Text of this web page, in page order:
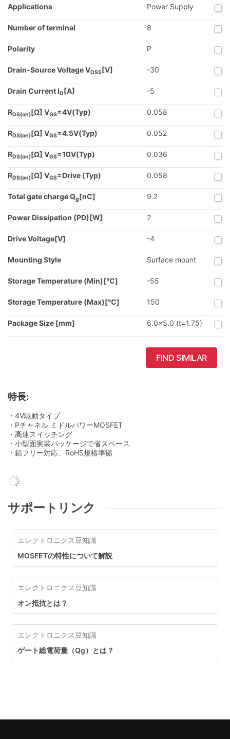
Applications Power Supply
Number of terminal 8
Polarity P
Drain-Source Voltage VDSS[V] -30
Drain Current ID[A] -5
RDS(on)[Ω] VGS=4V(Typ) 0.058
RDS(on)[Ω] VGS=4.5V(Typ) 0.052
RDS(on)[Ω] VGS=10V(Typ) 0.036
RDS(on)[Ω] VGS=Drive (Typ) 0.058
Total gate charge Qg[nC] 9.2
Power Dissipation (PD)[W] 2
Drive Voltage[V] -4
Mounting Style Surface mount
Storage Temperature (Min)[℃] -55
Storage Temperature (Max)[℃] 150
Package Size [mm] 6.0x5.0 (t=1.75)
FIND SIMILAR
特長:
・4V駆動タイプ
・Pチャネル ミドルパワーMOSFET
・高速スイッチング
・小型面実装パッケージで省スペース
・鉛フリー対応、RoHS規格準拠
サポートリンク
エレクトロニクス豆知識
MOSFETの特性について解説
エレクトロニクス豆知識
オン抵抗とは？
エレクトロニクス豆知識
ゲート総電荷量（Qg）とは？